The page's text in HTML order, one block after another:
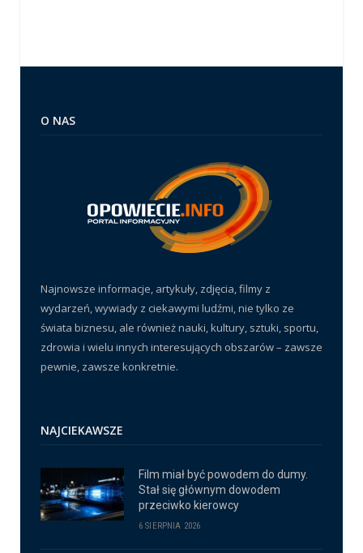
O NAS
Najnowsze informacje, artykuły, zdjęcia, filmy z
wydarzeń, wywiady z ciekawymi ludźmi, nie tylko ze
świata biznesu, ale również nauki, kultury, sztuki, sportu,
zdrowia i wielu innych interesujących obszarów – zawsze
pewnie, zawsze konkretnie.
NAJCIEKAWSZE
Film miał być powodem do dumy.
Stał się głównym dowodem
przeciwko kierowcy
6 SIERPNIA 2026